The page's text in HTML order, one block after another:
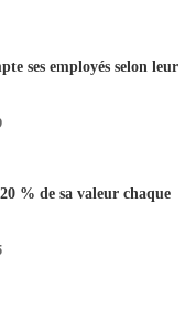
ses employés selon leur
% de sa valeur chaque